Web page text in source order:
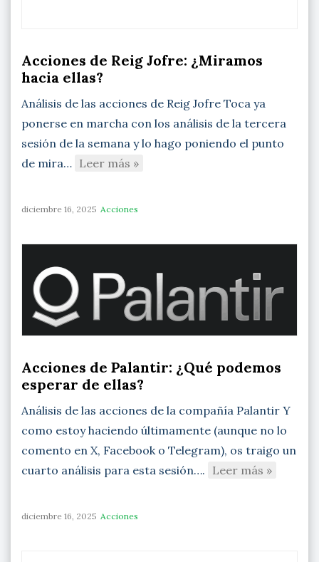
Acciones de Reig Jofre: ¿Miramos
hacia ellas?
Análisis de las acciones de Reig Jofre Toca ya
ponerse en marcha con los análisis de la tercera
sesión de la semana y lo hago poniendo el punto
de mira… Leer más »
diciembre 16, 2025 Acciones
Acciones de Palantir: ¿Qué podemos
esperar de ellas?
Análisis de las acciones de la compañía Palantir Y
como estoy haciendo últimamente (aunque no lo
comento en X, Facebook o Telegram), os traigo un
cuarto análisis para esta sesión…. Leer más »
diciembre 16, 2025 Acciones